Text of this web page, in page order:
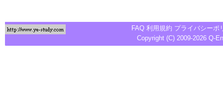
FAQ 利用規約 プライバシーポ
Copyright (C) 2009-2026 Q-